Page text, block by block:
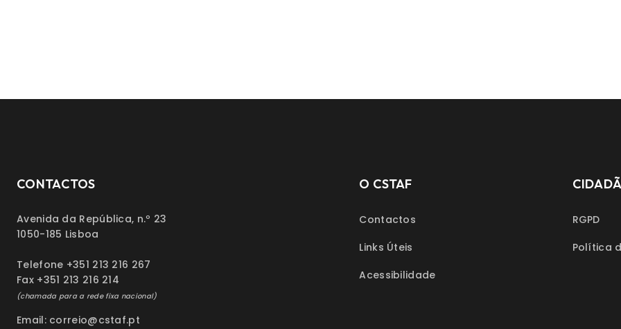
CONTACTOS
Avenida da República, n.º 23
1050-185 Lisboa
Telefone +351 213 216 267
Fax +351 213 216 214
(chamada para a rede fixa nacional)
Email: correio@cstaf.pt
O CSTAF
Contactos
Links Úteis
Acessibilidade
RGPD
Política